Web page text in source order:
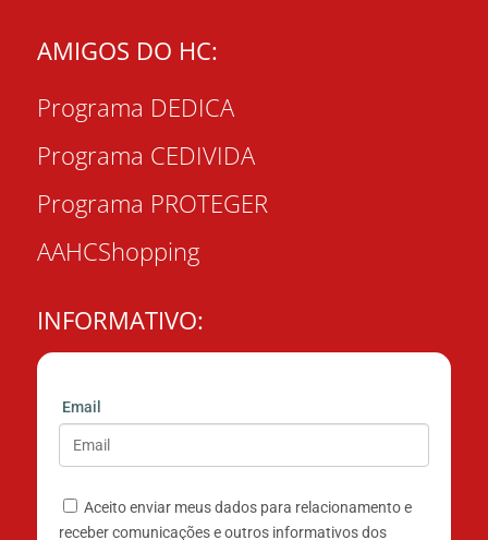
AMIGOS DO HC:
Programa DEDICA
Programa CEDIVIDA
Programa PROTEGER
AAHCShopping
INFORMATIVO:
Email
Aceito enviar meus dados para relacionamento e
receber comunicações e outros informativos dos